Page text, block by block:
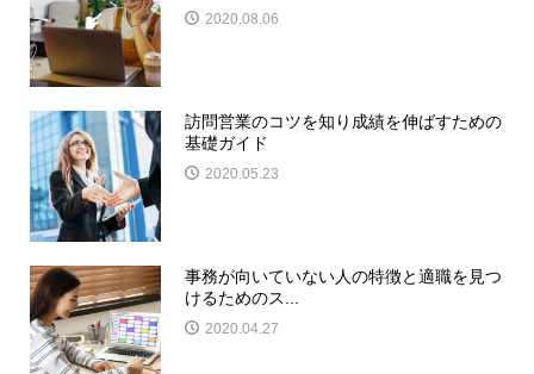
2020.08.06
訪問営業のコツを知り成績を伸ばすための
基礎ガイド
2020.05.23
事務が向いていない人の特徴と適職を見つ
けるためのス...
2020.04.27